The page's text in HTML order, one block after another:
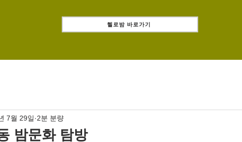
헬로밤 바로가기
밤문화 탐방
7월 29일 2분 분량